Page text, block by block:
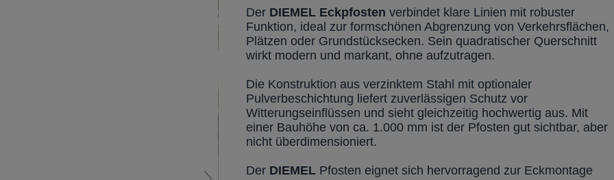
Der DIEMEL Eckpfosten verbindet klare Linien mit robuster
Funktion, ideal zur formschönen Abgrenzung von Verkehrsflächen,
Plätzen oder Grundstücksecken. Sein quadratischer Querschnitt
wirkt modern und markant, ohne aufzutragen.
Die Konstruktion aus verzinktem Stahl mit optionaler
Pulverbeschichtung liefert zuverlässigen Schutz vor
Witterungseinflüssen und sieht gleichzeitig hochwertig aus. Mit
einer Bauhöhe von ca. 1.000 mm ist der Pfosten gut sichtbar, aber
nicht überdimensioniert.
Der DIEMEL Pfosten eignet sich hervorragend zur Eckmontage